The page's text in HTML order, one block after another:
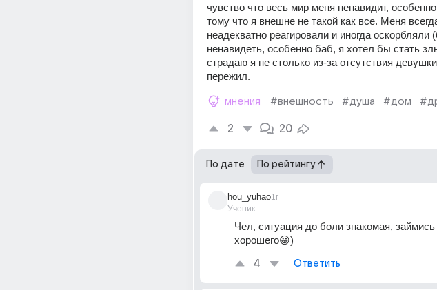
чувство что весь мир меня ненавидит,
тому что я внешне не такой как все. Меня
неадекватно реагировали и иногда
ненавидеть, особенно баб, я хотел бы стать
страдаю я не столько из-за отсутствия
пережил.
мнения #внешность #душа #дом
2 20
По дате По рейтингу
hou_yuhao
Ученик
1г
Чел, ситуация до боли знакомая,
хорошего😀)
4 Ответить